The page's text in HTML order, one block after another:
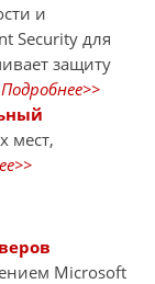
и
Security для
защиту
Подробнее>>
мест,
Microsoft